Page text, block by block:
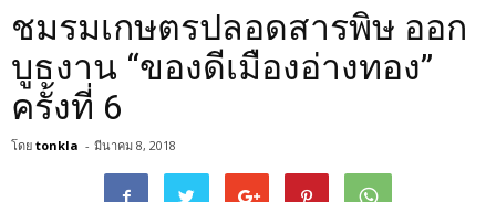
ชมรมเกษตรปลอดสารพิษ ออก
บูธงาน “ของดีเมืองอ่างทอง”
ครั้งที่ 6
โดย tonkla - มีนาคม 8, 2018